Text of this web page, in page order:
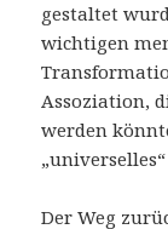
gestaltet
wichtigen
Assoziation,
werden
Der Weg